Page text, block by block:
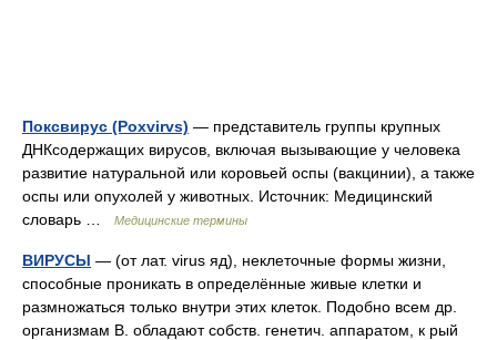
Поксвирус (Poxvirvs) — представитель группы крупных
ДНКсодержащих вирусов, включая вызывающие у человека
развитие натуральной или коровьей оспы (вакцинии), а также
оспы или опухолей у животных. Источник: Медицинский
словарь …
Медицинские термины
ВИРУСЫ — (от лат. virus яд), неклеточные формы жизни,
способные проникать в определённые живые клетки и
размножаться только внутри этих клеток. Подобно всем др.
организмам В. обладают собств. генетич. аппаратом, к рый